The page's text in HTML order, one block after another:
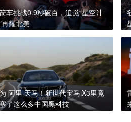
车挑战0.9秒破百，追觅“星空计
再耀北美
阿里 天马！新世代宝马iX3里竟
了这么多中国黑科技